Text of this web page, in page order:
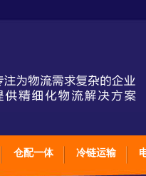
仓配一体 冷链运输